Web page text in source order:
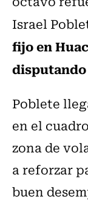
Israel
fijo en
Poblete
en el
zona de
a reforzar
buen